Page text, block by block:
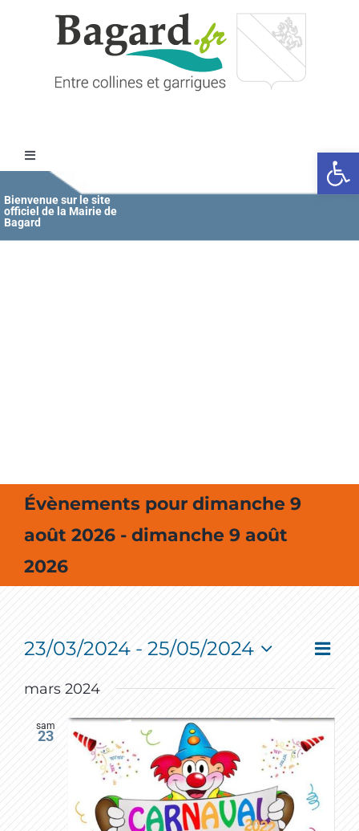
Ouvrir
Toggle
Navigation
Accueil
Bienvenue sur le site
officiel de la Mairie de
Bagard
Évènements pour dimanche 9
août 2026 - dimanche 9 août
2026
Event
Liste
23/03/2024 - 25/05/2024
Select
date.
mars 2024
sam
23